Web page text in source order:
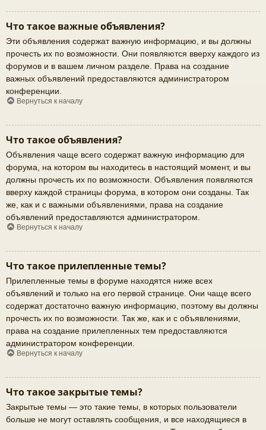
Что такое важные объявления?
Эти объявления содержат важную информацию, и вы должны
прочесть их по возможности. Они появляются вверху каждого из
форумов и в вашем личном разделе. Права на создание
важных объявлений предоставляются администратором
конференции.
Вернуться к началу
Что такое объявления?
Объявления чаще всего содержат важную информацию для
форума, на котором вы находитесь в настоящий момент, и вы
должны прочесть их по возможности. Объявления появляются
вверху каждой страницы форума, в котором они созданы. Так
же, как и с важными объявлениями, права на создание
объявлений предоставляются администратором.
Вернуться к началу
Что такое прилепленные темы?
Прилепленные темы в форуме находятся ниже всех
объявлений и только на его первой странице. Они чаще всего
содержат достаточно важную информацию, поэтому вы должны
прочесть их по возможности. Так же, как и с объявлениями,
права на создание прилепленных тем предоставляются
администратором конференции.
Вернуться к началу
Что такое закрытые темы?
Закрытые темы — это такие темы, в которых пользователи
больше не могут оставлять сообщения, и все находящиеся в